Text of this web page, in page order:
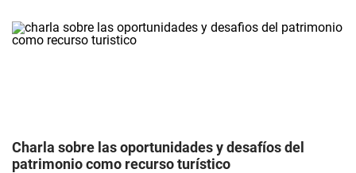
Charla sobre las oportunidades y desafíos del
patrimonio como recurso turístico